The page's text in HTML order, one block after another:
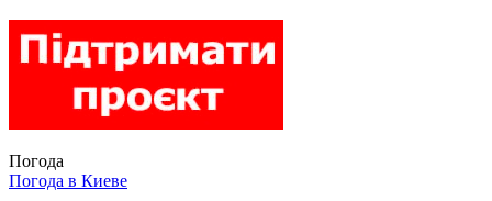
Погода
Погода в Киеве